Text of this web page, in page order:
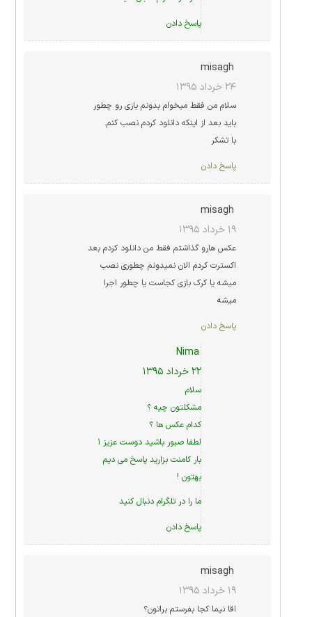
پاسخ دادن
misagh
۲۴ خرداد ۱۳۹۵
سلام من فقط میخوام بدونم بازی رو چطور
باید بعد از اینکه دانلود کردم نصب کنم.
با تشکر
پاسخ دادن
misagh
۱۹ خرداد ۱۳۹۵
عکس هارو گذاشتم فقط من دانلود کردم بعد
اکسترت کردم الان نمیدونم چطوری نصب
میشه یا کرک بازی کجاست یا چطور اجرا
میشه
پاسخ دادن
Nima
۲۲ خرداد ۱۳۹۵
سلام
مشکلتون چیه ؟
کدام عکس ها ؟
لطفا صبور باشید دوست عزیز ۱
بار کامنت بزارید پاسخ می دیم
بهتون !
ما را درتلگرام دنبال کنید
پاسخ دادن
misagh
۱۹ خرداد ۱۳۹۵
اقا نیما کجا بفرستم براتون؟